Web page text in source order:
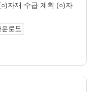
자재 수급 계획 (○)자